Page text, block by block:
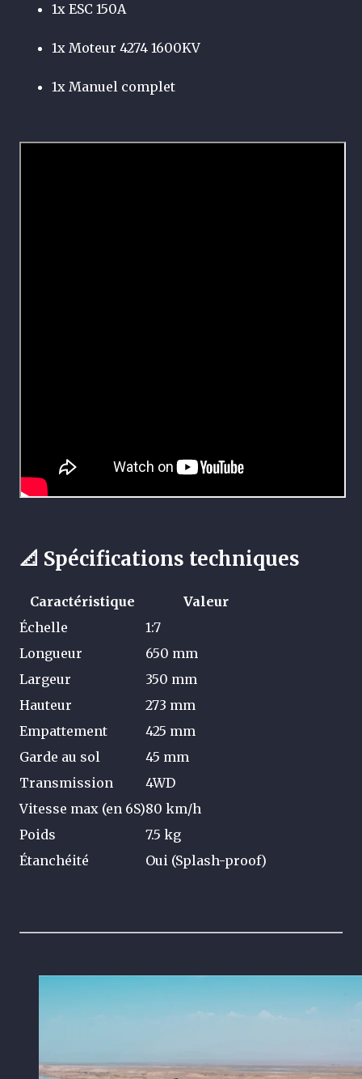
1x ESC 150A
1x Moteur 4274 1600KV
1x Manuel complet
📐 Spécifications techniques
Caractéristique
Valeur
Échelle
1:7
Longueur
650 mm
Largeur
350 mm
Hauteur
273 mm
Empattement
425 mm
Garde au sol
45 mm
Transmission
4WD
Vitesse max (en 6S)80 km/h
Poids
7.5 kg
Étanchéité
Oui (Splash-proof)